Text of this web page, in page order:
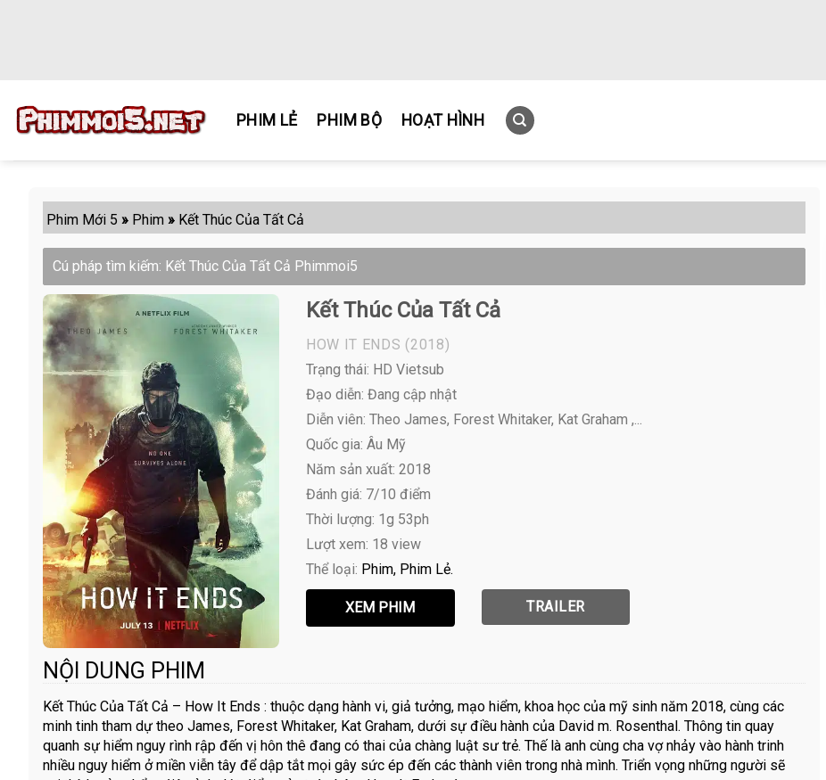
PHIM LẺ PHIM BỘ HOẠT HÌNH
Phim Mới 5 » Phim » Kết Thúc Của Tất Cả
Cú pháp tìm kiếm: Kết Thúc Của Tất Cả Phimmoi5
Kết Thúc Của Tất Cả
HOW IT ENDS (2018)
Trạng thái: HD Vietsub
Đạo diễn: Đang cập nhật
Diễn viên: Theo James, Forest Whitaker, Kat Graham ,...
Quốc gia: Âu Mỹ
Năm sản xuất: 2018
Đánh giá: 7/10 điểm
Thời lượng: 1g 53ph
Lượt xem: 18 view
Thể loại: Phim Phim Lẻ
TRAILER
NỘI DUNG PHIM
Kết Thúc Của Tất Cả – How It Ends : thuộc dạng hành vi, giả tưởng, mạo hiểm, khoa học của mỹ sinh năm 2018, cùng các
minh tinh tham dự theo James, Forest Whitaker, Kat Graham, dưới sự điều hành của David m. Rosenthal. Thông tin quay
quanh sự hiểm nguy rình rập đến vị hôn thê đang có thai của chàng luật sư trẻ. Thế là anh cùng cha vợ nhảy vào hành trinh
nhiều nguy hiểm ở miền viễn tây để dập tắt mọi gây sức ép đến các thành viên trong nhà mình. Triển vọng những người sẽ